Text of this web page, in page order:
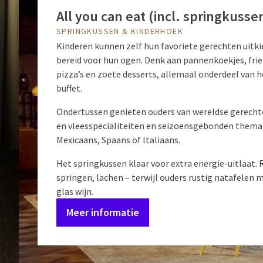
Voor onze jongste
Bij Hotel
All you can eat (incl.
SPRINGKUSSEN & KINDERHOEK
Kinderen kunnen zelf hun favoriete gerechten
bereid voor hun ogen. Denk aan pannenkoekjes,
pizza’s en zoete desserts, allemaal onderdeel van
buffet.
Ondertussen genieten ouders van wereldse
en vleesspecialiteiten en seizoensgebonden
Mexicaans, Spaans of Italiaans.
Het springkussen klaar voor extra energie-uitlaat.
springen, lachen – terwijl ouders rustig natafelen
glas wijn.
Meer informatie